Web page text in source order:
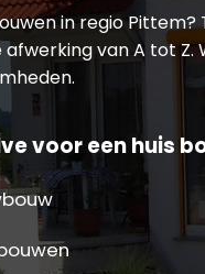
in regio
afwerking van A tot Z.
voor een huis